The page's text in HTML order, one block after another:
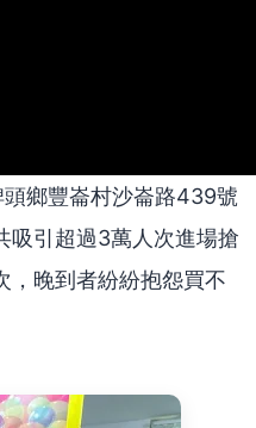
鄉豐崙村沙崙路439號
吸引超過3萬人次進場搶
，晚到者紛紛抱怨買不